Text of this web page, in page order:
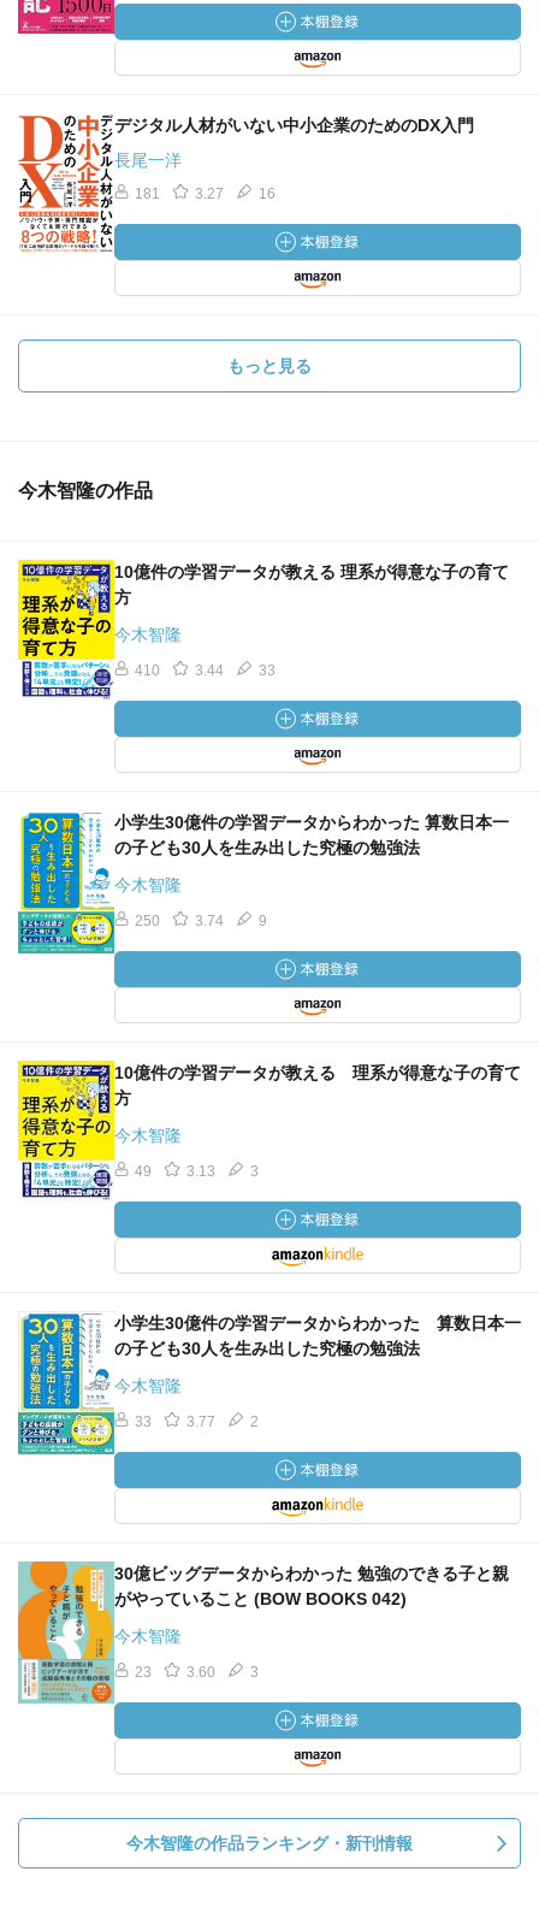
動のすべてが、改善施策を考える貴重な情報となり、その
後の施策を行う上で社内のコンセンサスも取りやすくな
行動をとった理由、の３つなので、事前ヒアリング、実際
の行動観察、振り返りという３パートで構成されるのが一
般的。消費者に提示すべき情報、効果的な見せ方などを、
自社・競合サイトを叩き台にして探っていくとよい。
・可能なら、定量調査と定性調査を組み合わせて分析す
る。特に、売上に繋がる顧客の特徴を把握し、行動を深堀
い。行動観察は、検討内容や選んだ理由がリアルにわかる
が、このような人がどのくらいいるのかという量的な担保
はない。
・成果を高めるための仮説を立て、改善施策を行う。対策
出稿で自社サイトを訪れる人が増えても、そこで顧客とな
らなければ意味がない。
・「入口」から入った顧客は、そこにあるメッセージを読
んで商品サービスへの興味を高め、より詳細な情報を得よ
うとし、納得感を得られたらカートなどの「出口」へ進
む。改善の優先順位はまず「入口」、次に入口から入った
人が参照するページ、最後がカートの「出口」。
・BtoC向け商材では、対象者が明確にわかることがポイン
的ではなく、小さなセグメントに分け、特定のセグメント
を狙うのが一般的。「どんな人が対象なのか」が感じられ
るウェブサイトにしたい。「自分向け」だと感じられる
と、閲覧が続く。
・顧客獲得効率が最もよいのは、すでに悩みを自覚し、解
決したがっている「顕在層」。この層に対し、検索エンジ
ンでの検索結果上部に表示される「検索連動型広告」が最
も刺さる。いかに検索連動型広告から自社サイトのコンテ
ンツやランディングページに誘導し、成果を出すかに注力
する。
・顧客がどのようなキーワードで自社サイトに来るかを把
握できたところで改善施策を行うが、目指すべきゴールで
施策は大きく変わる。代表的なゴールは、コンバージョン
数を上げる、獲得単価を抑えるの２つ。顕在層向けのキー
デジタル人材がいない中小企業のためのDX入門
長尾一洋
181 3.27 16
もっと見る
今木智隆の作品
10億件の学習データが教える 理系が得意な子の育て
方
今木智隆
410 3.44 33
小学生30億件の学習データからわかった 算数日本一
の子ども30人を生み出した究極の勉強法
今木智隆
250 3.74 9
10億件の学習データが教える 理系が得意な子の育て
方
今木智隆
49 3.13 3
小学生30億件の学習データからわかった 算数日本一
の子ども30人を生み出した究極の勉強法
今木智隆
33 3.77 2
30億ビッグデータからわかった 勉強のできる子と親
がやっていること (BOW BOOKS 042)
今木智隆
23 3.60 3
今木智隆の作品ランキング・新刊情報